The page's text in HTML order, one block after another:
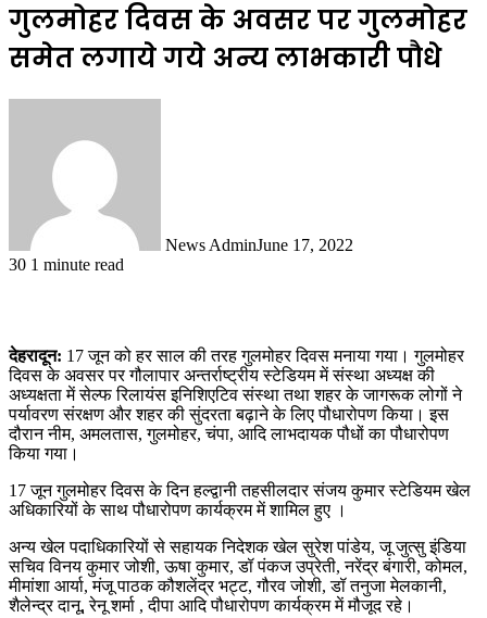
गुलमोहर दिवस के अवसर पर गुलमोहर
समेत लगाये गये अन्य लाभकारी पौधे
News AdminJune 17, 2022
30 1 minute read
देहरादून: 17 जून को हर साल की तरह गुलमोहर दिवस मनाया गया। गुलमोहर
दिवस के अवसर पर गौलापार अन्तर्राष्ट्रीय स्टेडियम में संस्था अध्यक्ष की
अध्यक्षता में सेल्फ रिलायंस इनिशिएटिव संस्था तथा शहर के जागरूक लोगों ने
पर्यावरण संरक्षण और शहर की सुंदरता बढ़ाने के लिए पौधारोपण किया। इस
दौरान नीम, अमलतास, गुलमोहर, चंपा, आदि लाभदायक पौधों का पौधारोपण
किया गया।
17 जून गुलमोहर दिवस के दिन हल्द्वानी तहसीलदार संजय कुमार स्टेडियम खेल
अधिकारियों के साथ पौधारोपण कार्यक्रम में शामिल हुए ।
अन्य खेल पदाधिकारियों से सहायक निदेशक खेल सुरेश पांडेय, जू जुत्सु इंडिया
सचिव विनय कुमार जोशी, ऊषा कुमार, डॉ पंकज उप्रेती, नरेंद्र बंगारी, कोमल,
मीमांशा आर्या, मंजू पाठक कौशलेंद्र भट्ट, गौरव जोशी, डॉ तनुजा मेलकानी,
शैलेन्द्र दानू, रेनू शर्मा , दीपा आदि पौधारोपण कार्यक्रम में मौजूद रहे।